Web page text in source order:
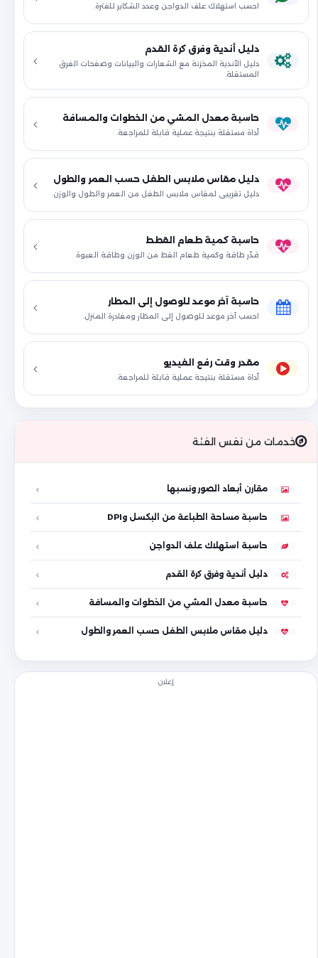
احسب استهلاك علف الدواجن وعدد الشكاير للفترة.
دليل أندية وفرق كرة القدم
دليل الأندية المخزنة مع الشعارات والبيانات وصفحات الفرق
المستقلة.
حاسبة معدل المشي من الخطوات والمسافة
أداة مستقلة بنتيجة عملية قابلة للمراجعة.
دليل مقاس ملابس الطفل حسب العمر والطول
دليل تقريبي لمقاس ملابس الطفل من العمر والطول والوزن.
حاسبة كمية طعام القطط
قدّر طاقة وكمية طعام القط من الوزن وطاقة العبوة.
حاسبة آخر موعد للوصول إلى المطار
احسب آخر موعد للوصول إلى المطار ومغادرة المنزل.
مقدر وقت رفع الفيديو
أداة مستقلة بنتيجة عملية قابلة للمراجعة.
خدمات من نفس الفئة
مقارن أبعاد الصور ونسبها
حاسبة مساحة الطباعة من البكسل وDPI
حاسبة استهلاك علف الدواجن
دليل أندية وفرق كرة القدم
حاسبة معدل المشي من الخطوات والمسافة
دليل مقاس ملابس الطفل حسب العمر والطول
إعلان